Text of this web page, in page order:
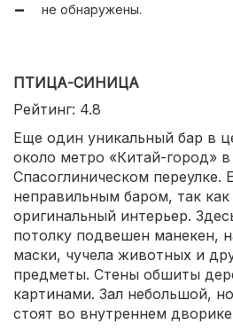
не обнаружены.
ПТИЦА-СИНИЦА
Рейтинг: 4.8
Еще один уникальный бар в
около метро «Китай-город»
Спасоглиническом переулке.
неправильным баром, так как
оригинальный интерьер.
потолку подвешен манекен,
маски, чучела животных и
предметы. Стены обшиты
картинами. Зал небольшой,
стоят во внутреннем